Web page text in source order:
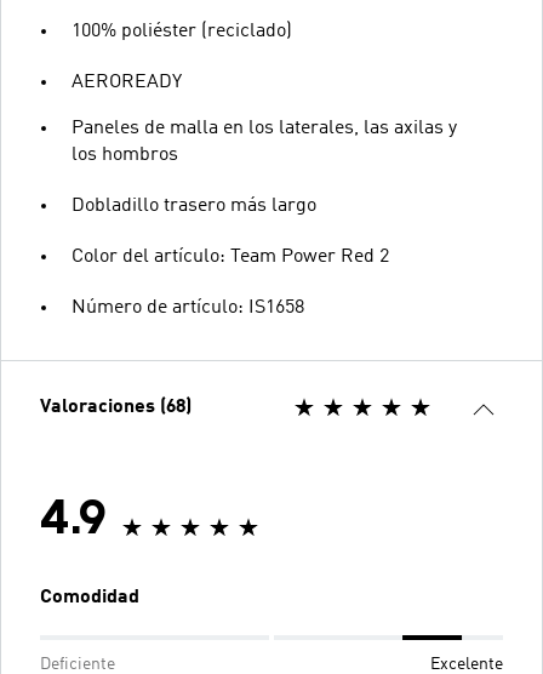
100% poliéster (reciclado)
AEROREADY
Paneles de malla en los laterales, las axilas y
los hombros
Dobladillo trasero más largo
Color del artículo: Team Power Red 2
Número de artículo: IS1658
Valoraciones (68)
4.9
Comodidad
Deficiente Excelente